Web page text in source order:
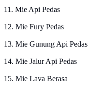
11. Mie Api Pedas
12. Mie Fury Pedas
13. Mie Gunung Api Pedas
14. Mie Jalur Api Pedas
15. Mie Lava Berasa